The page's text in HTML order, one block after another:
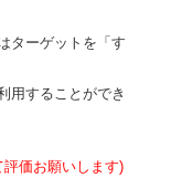
ターゲットを「す
用することができ
価お願いします)